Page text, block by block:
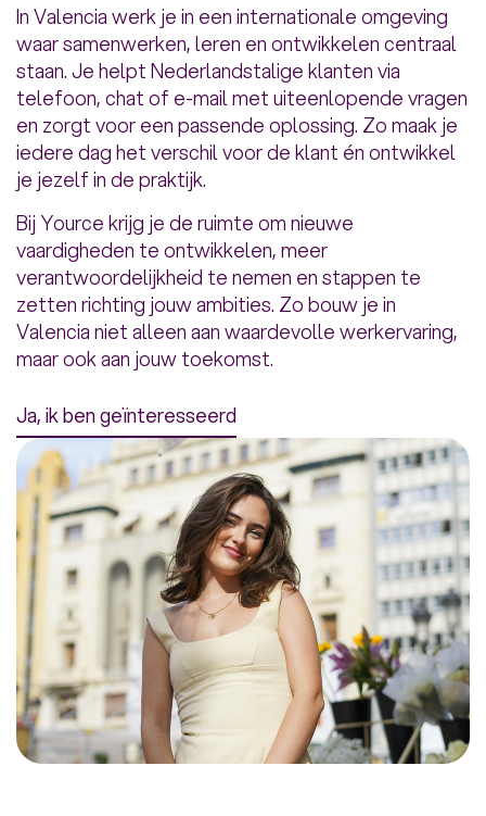
In Valencia werk je in een internationale omgeving
waar samenwerken, leren en ontwikkelen centraal
staan. Je helpt Nederlandstalige klanten via
telefoon, chat of e-mail met uiteenlopende vragen
en zorgt voor een passende oplossing. Zo maak je
iedere dag het verschil voor de klant én ontwikkel
je jezelf in de praktijk.
Bij Yource krijg je de ruimte om nieuwe
vaardigheden te ontwikkelen, meer
verantwoordelijkheid te nemen en stappen te
zetten richting jouw ambities. Zo bouw je in
Valencia niet alleen aan waardevolle werkervaring,
maar ook aan jouw toekomst.
Ja, ik ben geïnteresseerd